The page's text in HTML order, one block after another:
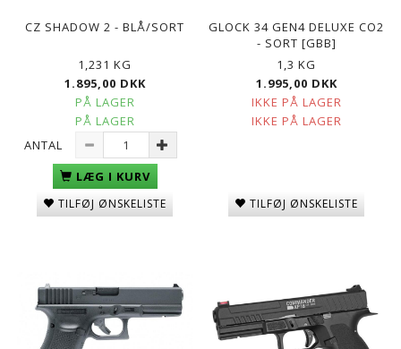
CZ SHADOW 2 - BLÅ/SORT
1,231 KG
1.895,00 DKK
PÅ LAGER
PÅ LAGER
ANTAL
LÆG I KURV
TILFØJ ØNSKELISTE
GLOCK 34 GEN4 DELUXE CO2
- SORT [GBB]
1,3 KG
1.995,00 DKK
IKKE PÅ LAGER
IKKE PÅ LAGER
TILFØJ ØNSKELISTE